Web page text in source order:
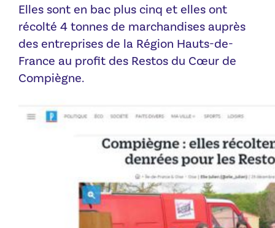
Elles sont en bac plus cinq et elles ont
récolté 4 tonnes de marchandises auprès
des entreprises de la Région Hauts-de-
France au profit des Restos du Cœur de
Compiègne.